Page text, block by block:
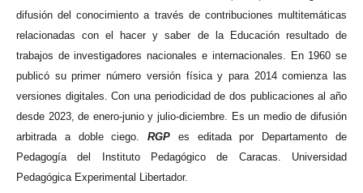
difusión del conocimiento a través de contribuciones multitemáticas
relacionadas con el hacer y saber de la Educación resultado de
trabajos de investigadores nacionales e internacionales. En 1960 se
publicó su primer número versión física y para 2014 comienza las
versiones digitales. Con una periodicidad de dos publicaciones al año
desde 2023, de enero-junio y julio-diciembre. Es un medio de difusión
arbitrada a doble ciego.RGP es editada por Departamento de
Pedagogía del Instituto Pedagógico de Caracas. Universidad
Pedagógica Experimental Libertador.